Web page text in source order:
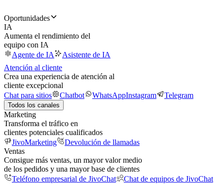
Oportunidades
IA
Aumenta el rendimiento del
equipo con IA
Agente de IA
Asistente de IA
Atención al cliente
Crea una experiencia de atención al
cliente excepcional
Chat para sitios
Chatbot WhatsAppInstagram Telegram
Todos los canales
Marketing
Transforma el tráfico en
clientes potenciales cualificados
JivoMarketing
Devolución de llamadas
Ventas
Consigue más ventas, un mayor valor medio
de los pedidos y una mayor base de clientes
Teléfono empresarial de JivoChat
Chat de equipos de JivoChat